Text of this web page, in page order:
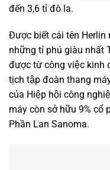
đến 3,6 tỉ đô la.
Được biết cái tên Herlin
những tỉ phú giàu nhất
được từ công việc kinh
tịch tập đoàn thang
của Hiệp hội công
máy còn sở hữu 9% cổ
Phần Lan Sanoma.